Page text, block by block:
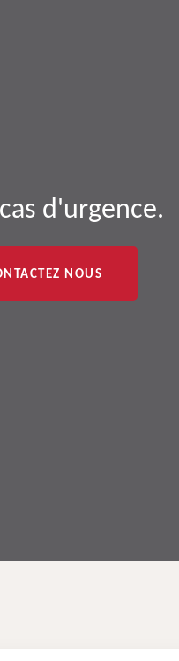
d'urgence.
NOUS